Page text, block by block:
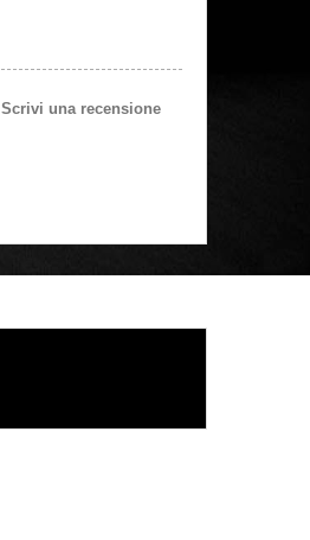
Scrivi una recensione